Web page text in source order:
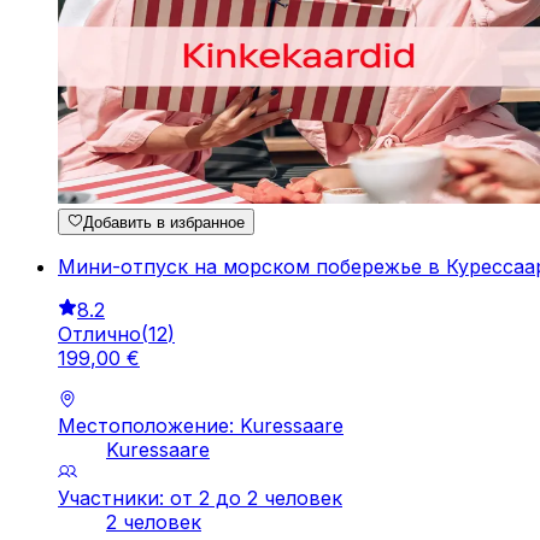
Добавить в избранное
Мини-отпуск на морском побережье в
8.2
Отлично(12)
199,00 €
Местоположение: Kuressaare
Kuressaare
Участники: от 2 до 2 человек
2 человек